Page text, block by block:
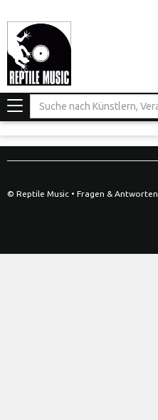
Toggle
navigation
© Reptile Music • Fragen & Antworten